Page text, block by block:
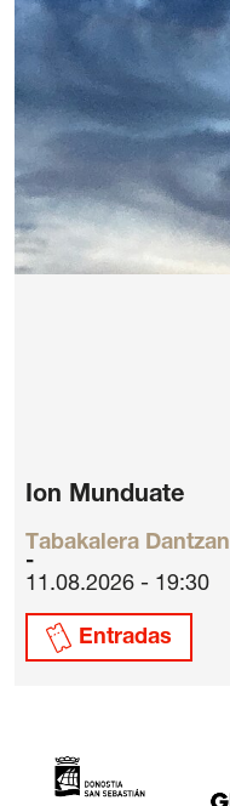
Ion Munduate
Tabakalera Dantzan
11.08.2026 - 19:30
Entradas